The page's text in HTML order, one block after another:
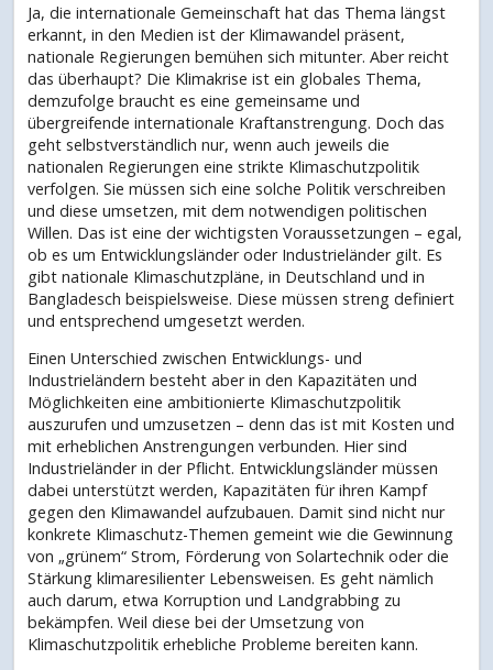
Ja, die internationale Gemeinschaft hat das Thema längst
erkannt, in den Medien ist der Klimawandel präsent,
nationale Regierungen bemühen sich mitunter. Aber reicht
das überhaupt? Die Klimakrise ist ein globales Thema,
demzufolge braucht es eine gemeinsame und
übergreifende internationale Kraftanstrengung. Doch das
geht selbstverständlich nur, wenn auch jeweils die
nationalen Regierungen eine strikte Klimaschutzpolitik
verfolgen. Sie müssen sich eine solche Politik verschreiben
und diese umsetzen, mit dem notwendigen politischen
Willen. Das ist eine der wichtigsten Voraussetzungen – egal,
ob es um Entwicklungsländer oder Industrieländer gilt. Es
gibt nationale Klimaschutzpläne, in Deutschland und in
Bangladesch beispielsweise. Diese müssen streng definiert
und entsprechend umgesetzt werden.
Einen Unterschied zwischen Entwicklungs- und
Industrieländern besteht aber in den Kapazitäten und
Möglichkeiten eine ambitionierte Klimaschutzpolitik
auszurufen und umzusetzen – denn das ist mit Kosten und
mit erheblichen Anstrengungen verbunden. Hier sind
Industrieländer in der Pflicht. Entwicklungsländer müssen
dabei unterstützt werden, Kapazitäten für ihren Kampf
gegen den Klimawandel aufzubauen. Damit sind nicht nur
konkrete Klimaschutz-Themen gemeint wie die Gewinnung
von „grünem“ Strom, Förderung von Solartechnik oder die
Stärkung klimaresilienter Lebensweisen. Es geht nämlich
auch darum, etwa Korruption und Landgrabbing zu
bekämpfen. Weil diese bei der Umsetzung von
Klimaschutzpolitik erhebliche Probleme bereiten kann.